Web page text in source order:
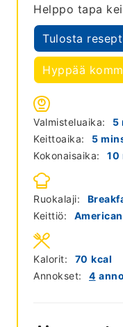
Helppo tapa
Tulosta
Hyppää
Valmisteluaika: 5
Keittoaika:
5
Kokonaisaika:
10
Ruokalaji:
Keittiö:
Annokset: 4
Kalorit: 70 kcal